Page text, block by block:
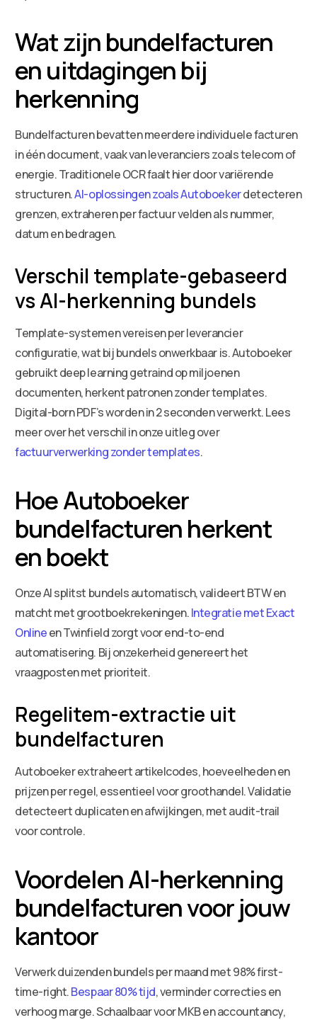
Wat zijn bundelfacturen
en uitdagingen bij
herkenning
Bundelfacturen bevatten meerdere individuele facturen
in één document, vaak van leveranciers zoals telecom of
energie. Traditionele OCR faalt hier door variërende
structuren.AI-oplossingen zoals Autoboekerdetecteren
grenzen, extraheren per factuur velden als nummer,
datum en bedragen.
Verschil template-gebaseerd
vs AI-herkenning bundels
Template-systemen vereisen per leverancier
configuratie, wat bij bundels onwerkbaar is. Autoboeker
gebruikt deep learning getraind op miljoenen
documenten, herkent patronen zonder templates.
Digital-born PDF’s worden in 2 seconden verwerkt. Lees
meer over het verschil in onze uitleg over
factuurverwerking zonder templates.
Hoe Autoboeker
bundelfacturen herkent
en boekt
Onze AI splitst bundels automatisch, valideert BTW en
matcht met grootboekrekeningen.Integratie met Exact
Onlineen Twinfield zorgt voor end-to-end
automatisering. Bij onzekerheid genereert het
vraagposten met prioriteit.
Regelitem-extractie uit
bundelfacturen
Autoboeker extraheert artikelcodes, hoeveelheden en
prijzen per regel, essentieel voor groothandel. Validatie
detecteert duplicaten en afwijkingen, met audit-trail
voor controle.
Voordelen AI-herkenning
bundelfacturen voor jouw
kantoor
Verwerk duizenden bundels per maand met 98% first-
time-right.Bespaar 80% tijd, verminder correcties en
verhoog marge. Schaalbaar voor MKB en accountancy,